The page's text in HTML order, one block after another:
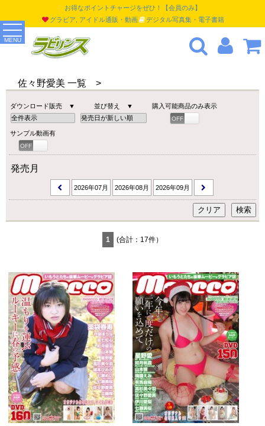
MENU
お得なポイントチャージをぜひ！【会員のみ】
グラビア, アイドル通販・動画
デジタル写真集・電子書籍
佐々野愛美 一覧 >
ダウンロード販売 ▼ 並び替え ▼ 購入可能商品のみ表示
OFF
サンプル動画有
OFF
発売月
2026年07月 2026年08月 2026年09月
1 (合計：17件）